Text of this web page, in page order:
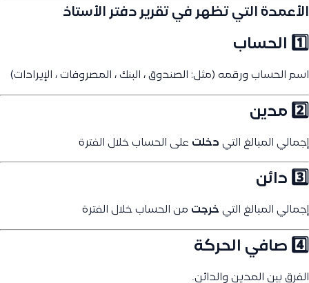
الأعمدة التي تظهر في تقرير دفتر الأستاذ
1️⃣ الحساب
اسم الحساب ورقمه (مثل: الصندوق ، البنك ، المصروفات ، الإيرادات)
2️⃣ مدين
إجمالي المبالغ التي دخلت على الحساب خلال الفترة
3️⃣ دائن
إجمالي المبالغ التي خرجت من الحساب خلال الفترة
4️⃣ صافي الحركة
الفرق بين المدين والدائن.